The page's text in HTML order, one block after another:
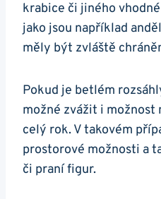
krabice či jiného
jako jsou například
měly být zvláště
Pokud je betlém
možné zvážit i možnost
celý rok. V takovém
prostorové možnosti a
či praní figur.